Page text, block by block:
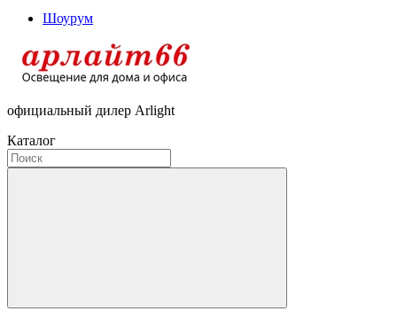
Шоурум
официальный дилер Arlight
Каталог